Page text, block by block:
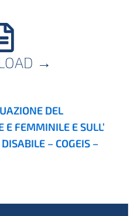
→
DEL
E FEMMINILE E SULL’
– COGEIS –